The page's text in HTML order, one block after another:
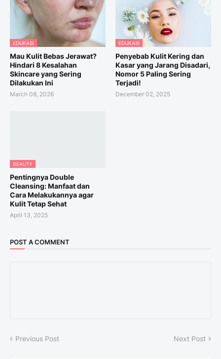
EDUKASI
Mau Kulit Bebas Jerawat?
Hindari 8 Kesalahan
Skincare yang Sering
Dilakukan Ini
March 08, 2026
EDUKASI
Penyebab Kulit Kering dan
Kasar yang Jarang Disadari,
Nomor 5 Paling Sering
Terjadi!
December 02, 2025
BEAUTY
Pentingnya Double
Cleansing: Manfaat dan
Cara Melakukannya agar
Kulit Tetap Sehat
April 13, 2025
POST A COMMENT
Previous Post Next Post